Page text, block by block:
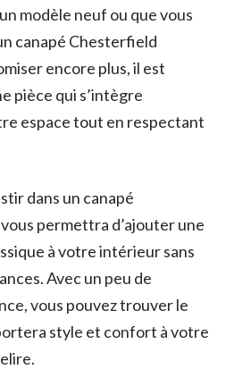
modèle neuf ou que vous
canapé Chesterfield
encore plus, il est
pièce qui s’intègre
espace tout en respectant
dans un canapé
permettra d’ajouter une
à votre intérieur sans
Avec un peu de
vous pouvez trouver le
style et confort à votre